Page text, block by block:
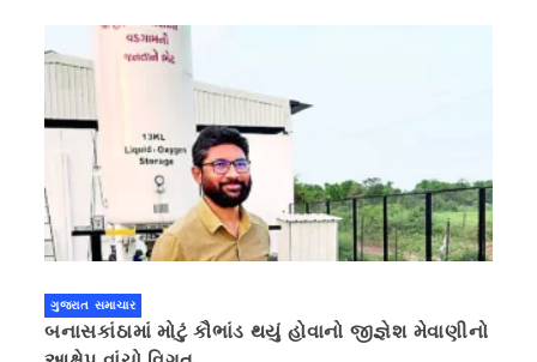
ગુજરાત સમાચાર
બનાસકાંઠામાં મોટું કૌભાંડ થયું હોવાનો જીજ્ઞેશ મેવાણીનો